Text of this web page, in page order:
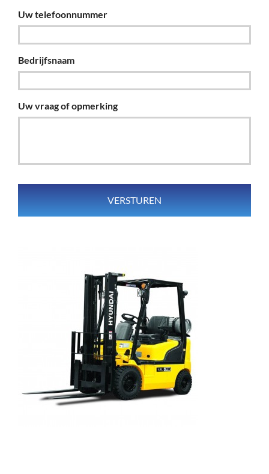
Uw telefoonnummer
Bedrijfsnaam
Uw vraag of opmerking